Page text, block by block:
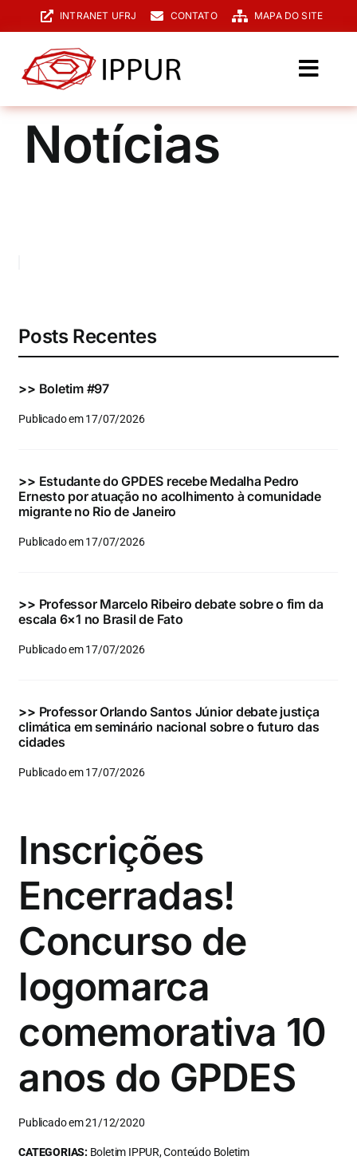
para
conteúdo
INTRANET UFRJ CONTATO MAPA DO SITE
O IPPUR
Graduação
Eventos e Certificados
para:
Notícias
Posts Recentes
>> Boletim #97
Publicado em 17/07/2026
>> Estudante do GPDES recebe Medalha Pedro
Ernesto por atuação no acolhimento à comunidade
migrante no Rio de Janeiro
Publicado em 17/07/2026
>> Professor Marcelo Ribeiro debate sobre o fim da
escala 6×1 no Brasil de Fato
Publicado em 17/07/2026
>> Professor Orlando Santos Júnior debate justiça
climática em seminário nacional sobre o futuro das
cidades
Publicado em 17/07/2026
Inscrições
Encerradas!
Concurso de
logomarca
comemorativa 10
anos do GPDES
Publicado em 21/12/2020
CATEGORIAS: Boletim IPPUR, Conteúdo Boletim